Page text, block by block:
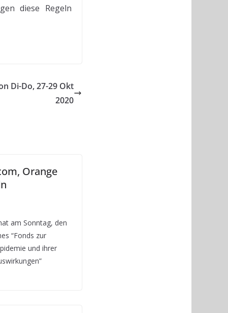
diese Regeln
Di-Do, 27-29 Okt
2020
Orange
am Sonntag, den
“Fonds zur
und ihrer